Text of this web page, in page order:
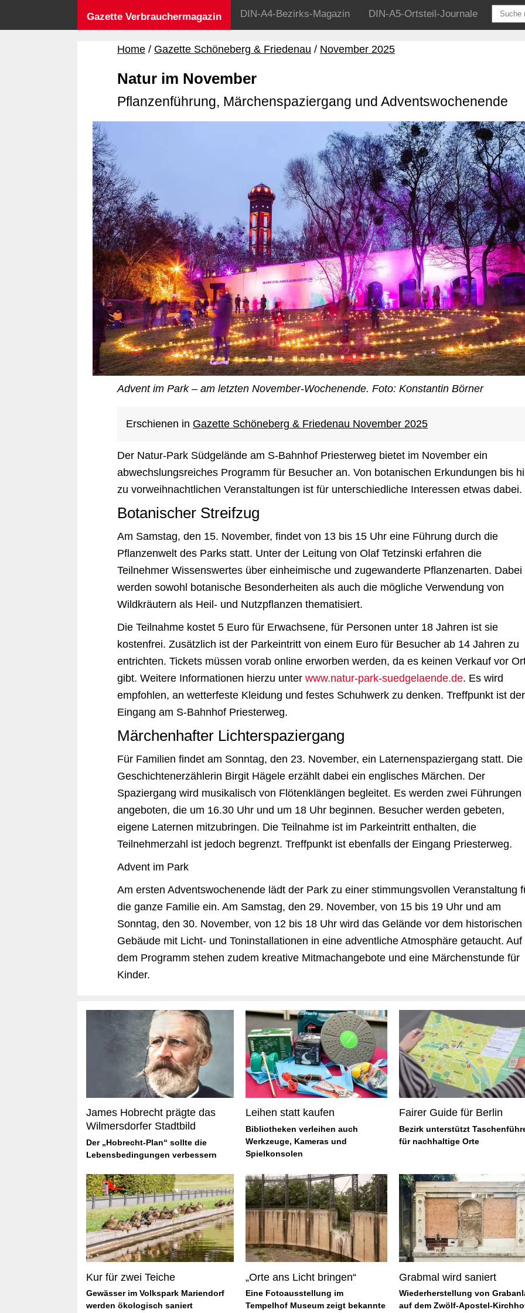
Gazette Verbrauchermagazin DIN-A4-Bezirks-Magazin DIN-A5-Ortsteil-Journale
Home Gazette Schöneberg & Friedenau November 2025
Natur im November
Pflanzenführung, Märchenspaziergang und Adventswochenende
Advent im Park – am letzten November-Wochenende. Foto: Konstantin Börner
Erschienen in Gazette Schöneberg & Friedenau November 2025
Der Natur-Park Südgelände am S-Bahnhof Priesterweg bietet im November ein
abwechslungsreiches Programm für Besucher an. Von botanischen Erkundungen bis
zu vorweihnachtlichen Veranstaltungen ist für unterschiedliche Interessen etwas dabei.
Botanischer Streifzug
Am Samstag, den 15. November, findet von 13 bis 15 Uhr eine Führung durch die
Pflanzenwelt des Parks statt. Unter der Leitung von Olaf Tetzinski erfahren die
Teilnehmer Wissenswertes über einheimische und zugewanderte Pflanzenarten. Dabei
werden sowohl botanische Besonderheiten als auch die mögliche Verwendung von
Wildkräutern als Heil- und Nutzpflanzen thematisiert.
Die Teilnahme kostet 5 Euro für Erwachsene, für Personen unter 18 Jahren ist sie
kostenfrei. Zusätzlich ist der Parkeintritt von einem Euro für Besucher ab 14 Jahren zu
entrichten. Tickets müssen vorab online erworben werden, da es keinen Verkauf vor
gibt. Weitere Informationen hierzu unter www.natur-park-suedgelaende.de. Es wird
empfohlen, an wetterfeste Kleidung und festes Schuhwerk zu denken. Treffpunkt ist der
Eingang am S-Bahnhof Priesterweg.
Märchenhafter Lichterspaziergang
Für Familien findet am Sonntag, den 23. November, ein Laternenspaziergang statt. Die
Geschichtenerzählerin Birgit Hägele erzählt dabei ein englisches Märchen. Der
Spaziergang wird musikalisch von Flötenklängen begleitet. Es werden zwei Führungen
angeboten, die um 16.30 Uhr und um 18 Uhr beginnen. Besucher werden gebeten,
eigene Laternen mitzubringen. Die Teilnahme ist im Parkeintritt enthalten, die
Teilnehmerzahl ist jedoch begrenzt. Treffpunkt ist ebenfalls der Eingang Priesterweg.
Advent im Park
Am ersten Adventswochenende lädt der Park zu einer stimmungsvollen Veranstaltung
die ganze Familie ein. Am Samstag, den 29. November, von 15 bis 19 Uhr und am
Sonntag, den 30. November, von 12 bis 18 Uhr wird das Gelände vor dem historischen
Gebäude mit Licht- und Toninstallationen in eine adventliche Atmosphäre getaucht. Auf
dem Programm stehen zudem kreative Mitmachangebote und eine Märchenstunde für
Kinder.
James Hobrecht prägte das
Wilmersdorfer Stadtbild
Der „Hobrecht-Plan“ sollte die
Lebensbedingungen verbessern
Leihen statt kaufen
Bibliotheken verleihen auch
Werkzeuge, Kameras und
Spielkonsolen
Fairer Guide für Berlin
Bezirk unterstützt
für nachhaltige Orte
Kur für zwei Teiche
Gewässer im Volkspark Mariendorf
werden ökologisch saniert
„Orte ans Licht bringen“
Eine Fotoausstellung im
Tempelhof Museum zeigt bekannte
Grabmal wird saniert
Wiederherstellung von
auf dem Zwölf-Apostel-